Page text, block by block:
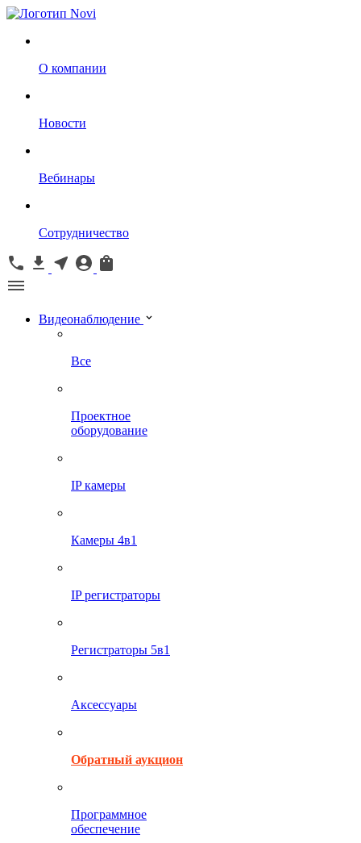
О компании
Новости
Вебинары
Сотрудничество
Видеонаблюдение
Все
Проектное
оборудование
IP камеры
Камеры 4в1
IP регистраторы
Регистраторы 5в1
Аксессуары
Обратный аукцион
Программное
обеспечение